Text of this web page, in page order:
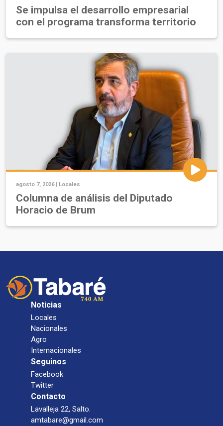
Se impulsa el desarrollo empresarial
con el programa transforma territorio
agosto 7, 2026 | Locales
Columna de análisis del Diputado
Horacio de Brum
Noticias
Locales
Nacionales
Agro
Internacionales
Seguinos
Facebook
Twitter
Contacto
Lavalleja 22, Salto.
amtabare@gmail.com